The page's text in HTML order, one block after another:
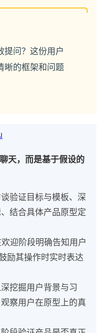
提问？这份用户
晰的框架和问题
天，而是基于假设的
验证目标与模板、深
结合具体产品原型定
迎阶段明确告知用户
励其操作时实时表达
挖掘用户背景与习
察用户在原型上的真